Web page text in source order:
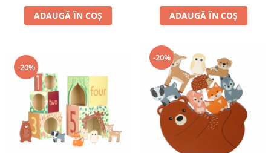
ADAUGĂ ÎN COȘ ADAUGĂ ÎN COȘ
-20%
-20%